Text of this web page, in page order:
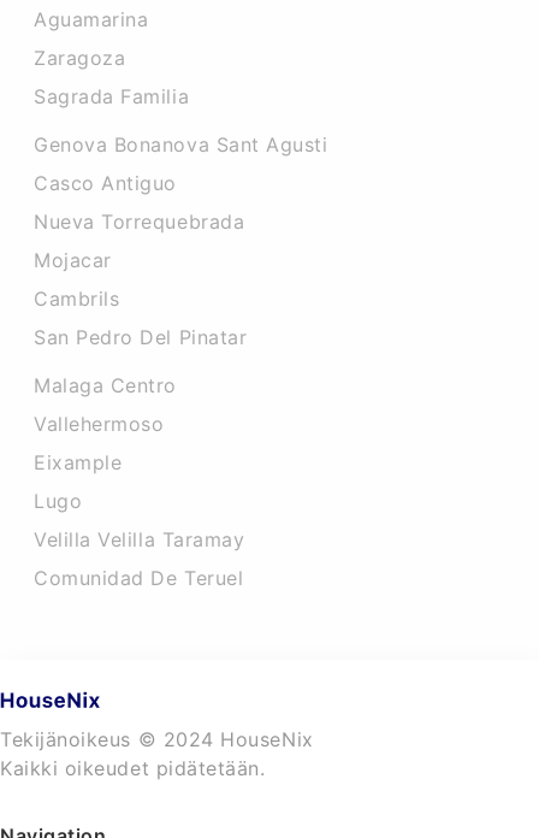
Aguamarina
Zaragoza
Sagrada Familia
Genova Bonanova Sant Agusti
Casco Antiguo
Nueva Torrequebrada
Mojacar
Cambrils
San Pedro Del Pinatar
Malaga Centro
Vallehermoso
Eixample
Lugo
Velilla Velilla Taramay
Comunidad De Teruel
Tekijänoikeus © 2024 HouseNix
Kaikki oikeudet pidätetään.